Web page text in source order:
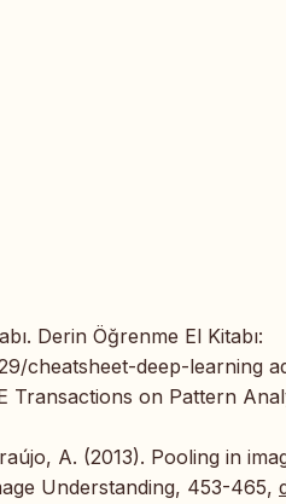
Derin Öğrenme El Kitabı:
deep-learning
on Pattern
A. (2013). Pooling in
Understanding, 453-465,